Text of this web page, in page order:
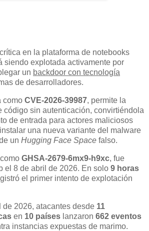
en la plataforma de notebooks
siendo explotada activamente por
un backdoor con tecnología
de desarrolladores.
como CVE-2026-39987, permite la
código sin autenticación, convirtiéndola
de entrada para actores maliciosos
una nueva variante del malware
un Hugging Face Space falso.
GHSA-2679-6mx9-h9xc, fue
el 8 de abril de 2026. En solo 9 horas
el primer intento de explotación
de 2026, atacantes desde 11
en 10 países lanzaron 662 eventos
instancias expuestas de marimo.